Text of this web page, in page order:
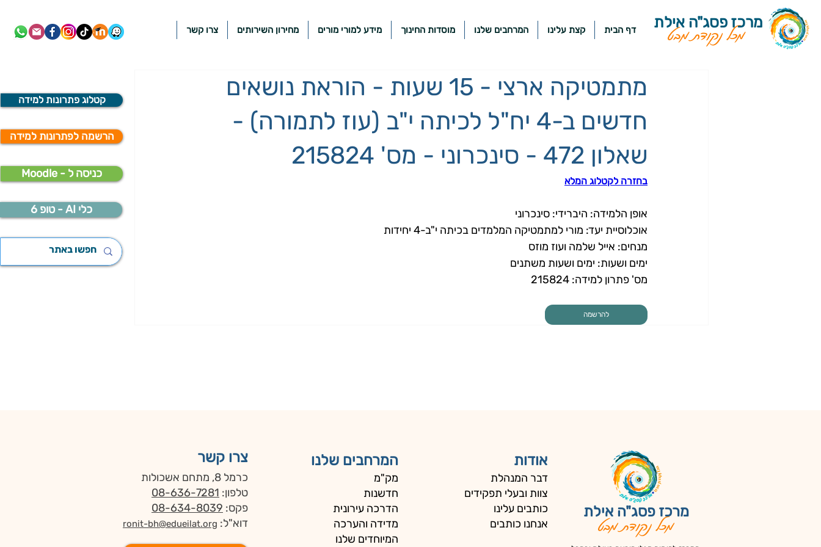
קטלוג פתרונות למידה
הרשמה לפתרונות למידה
Moodle - כניסה ל
כלי AI - טופ 6
מכל נקודת מבט
מרכז פסג"ה אילת דף הבית קצת עלינו המרחבים שלנו מוסדות החינוך מידע למורי מורים מחירון השירותים צרו קשר
מתמטיקה ארצי - 15 שעות - הוראת נושאים
חדשים ב-4 יח"ל לכיתה י"ב (עוז לתמורה) -
שאלון 472 - סינכרוני - מס' 215824
בחזרה לקטלוג המלא
אופן הלמידה: היברידי: סינכרוני
אוכלוסיית יעד: מורי למתמטיקה המלמדים בכיתה י"ב-4 יחידות
מנחים: אייל שלמה ועוז מוזס
ימים ושעות: ימים ושעות משתנים
מס' פתרון למידה: 215824
להרשמה
צרו קשר
כרמל 8, מתחם אשכולות
טלפון: 08-636-7281
פקס: 08-634-8039
דוא"ל: ronit-bh@edueilat.org
המרחבים שלנו
מק"מ
חדשנות
הדרכה עירונית
מדידה והערכה
המיוחדים שלנו
אודות
דבר המנהלת
צוות ובעלי תפקידים
כותבים עלינו
אנחנו כותבים
מרכז פסג"ה אילת
מכל נקודת מבט